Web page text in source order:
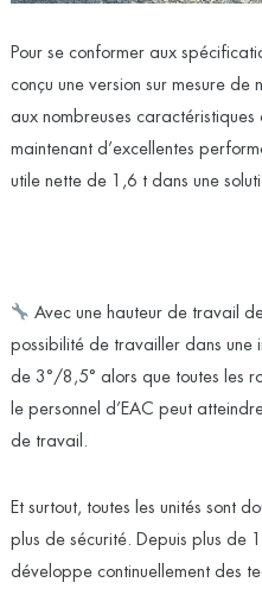
Pour se conformer aux
conçu une version sur mesure de
aux nombreuses
maintenant d’excellentes
utile nette de 1,6 t dans une
Avec une hauteur de travail
possibilité de travailler dans une
de 3°/8,5° alors que toutes les
le personnel d’EAC peut
de travail.
Et surtout, toutes les unités sont
plus de sécurité. Depuis plus de
développe continuellement des